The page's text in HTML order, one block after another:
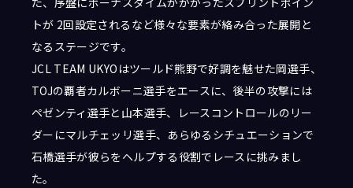
トが 2回設定されるなど様々な要素が絡み合った展開と
なるステージです。
JCL TEAM UKYOはツールド熊野で好調を魅せた岡選手、
TOJの覇者カルボーニ選手をエースに、後半の攻撃には
ペゼンティ選手と山本選手、レースコントロールのリー
ダーにマルチェッリ選手、あらゆるシチュエーションで
石橋選手が彼らをヘルプする役割でレースに挑みまし
た。